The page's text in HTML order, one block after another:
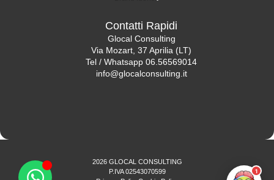
Contatti Rapidi
Glocal Consulting
Via Mozart, 37 Aprilia (LT)
Tel / Whatsapp 06.56569014
info@glocalconsulting.it
2026 GLOCAL CONSULTING
P.IVA 02543070599
1